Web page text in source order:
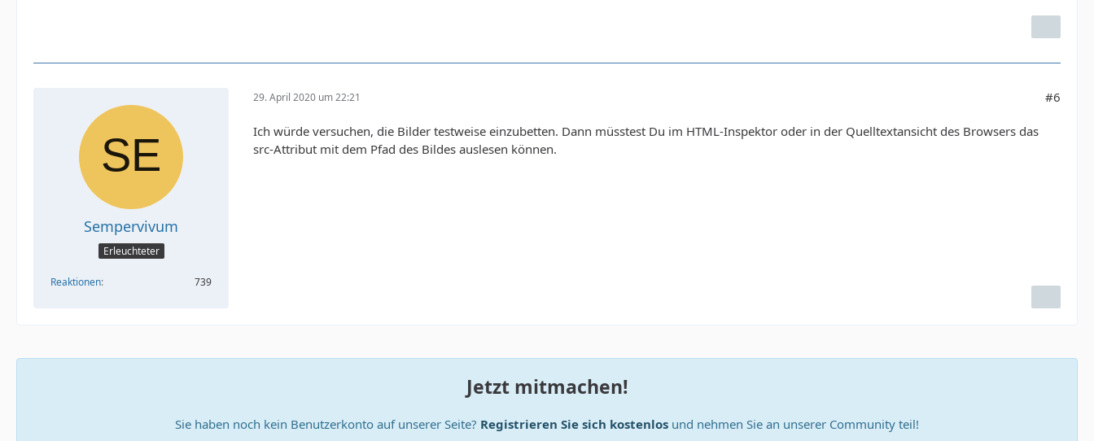
Sempervivum
Erleuchteter
Reaktionen 739
29. April 2020 um 22:21 #6
Ich würde versuchen, die Bilder testweise einzubetten. Dann müsstest Du im HTML-Inspektor oder in der Quelltextansicht des Browsers das
src-Attribut mit dem Pfad des Bildes auslesen können.
Jetzt mitmachen!
Sie haben noch kein Benutzerkonto auf unserer Seite? Registrieren Sie sich kostenlos und nehmen Sie an unserer Community teil!